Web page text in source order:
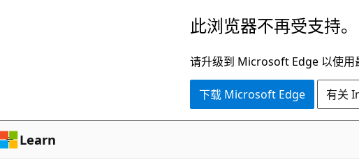
容
此浏览器不再受支持。
请升级到 Microsoft Edge 以使用
下载 Microsoft Edge 有关
Learn